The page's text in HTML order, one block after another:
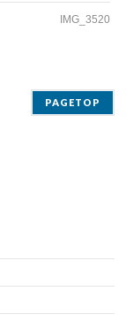
IMG_3520
PAGETOP